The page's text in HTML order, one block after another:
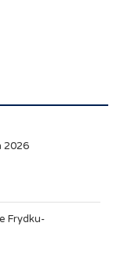
2026
Frydku-